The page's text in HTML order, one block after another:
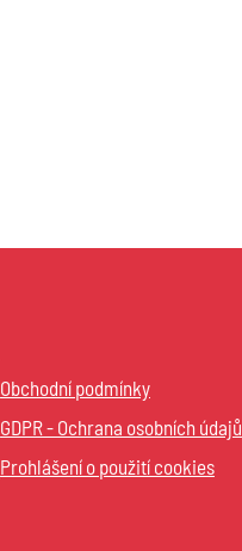
Obchodní podmínky
GDPR - Ochrana osobních údajů
Prohlášení o použití cookies